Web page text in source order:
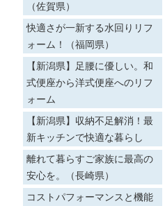
（佐賀県）
快適さが一新する水回りリフ
ォーム！（福岡県）
【新潟県】足腰に優しい。和
式便座から洋式便座へのリフ
ォーム
【新潟県】収納不足解消！最
新キッチンで快適な暮らし
離れて暮らすご家族に最高の
安心を。（長崎県）
コストパフォーマンスと機能